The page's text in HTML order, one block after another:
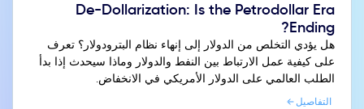
De-Dollarization: Is the Petrodollar Era
Ending?
هل يؤدي التخلص من الدولار إلى إنهاء نظام البترودولار؟ تعرف
على كيفية عمل الارتباط بين النفط والدولار وماذا سيحدث إذا بدأ
الطلب العالمي على الدولار الأمريكي في الانخفاض.
التفاصيل